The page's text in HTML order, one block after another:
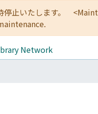
停止いたします。
Network